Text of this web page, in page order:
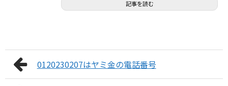
記事を読む
0120230207はヤミ金の電話番号